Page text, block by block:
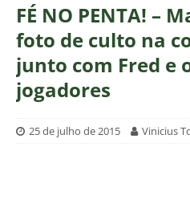
FÉ NO PENTA! –
foto de culto na
junto com Fred e
jogadores
25 de julho de 2015 Vinicius